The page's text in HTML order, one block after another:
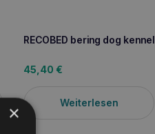
RECOBED bering dog kennel
45,40 €
Weiterlesen
×